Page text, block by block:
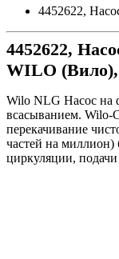
4452622,
4452622,
WILO (Вило),
Wilo NLG Насос на
всасыванием. Wilo-
перекачивание
частей на миллион)
циркуляции,